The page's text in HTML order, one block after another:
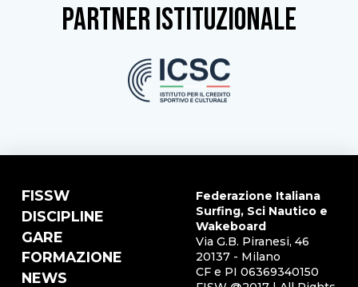
partner istituzionale
FISSW
DISCIPLINE
GARE
FORMAZIONE
NEWS
Federazione Italiana
Surfing, Sci Nautico e
Wakeboard
Via G.B. Piranesi, 46
20137 - Milano
CF e PI 06369340150